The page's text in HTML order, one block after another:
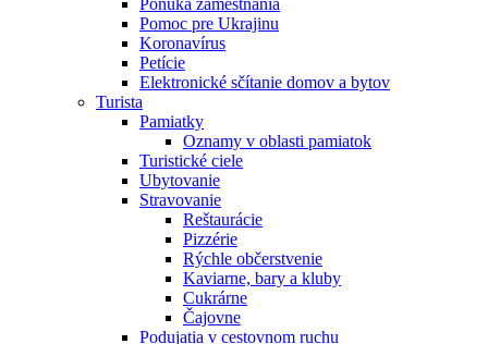
Ponuka zamestnania
Pomoc pre Ukrajinu
Koronavírus
Petície
Elektronické sčítanie domov a bytov
Turista
Pamiatky
Oznamy v oblasti pamiatok
Turistické ciele
Ubytovanie
Stravovanie
Reštaurácie
Pizzérie
Rýchle občerstvenie
Kaviarne, bary a kluby
Cukrárne
Čajovne
Podujatia v cestovnom ruchu